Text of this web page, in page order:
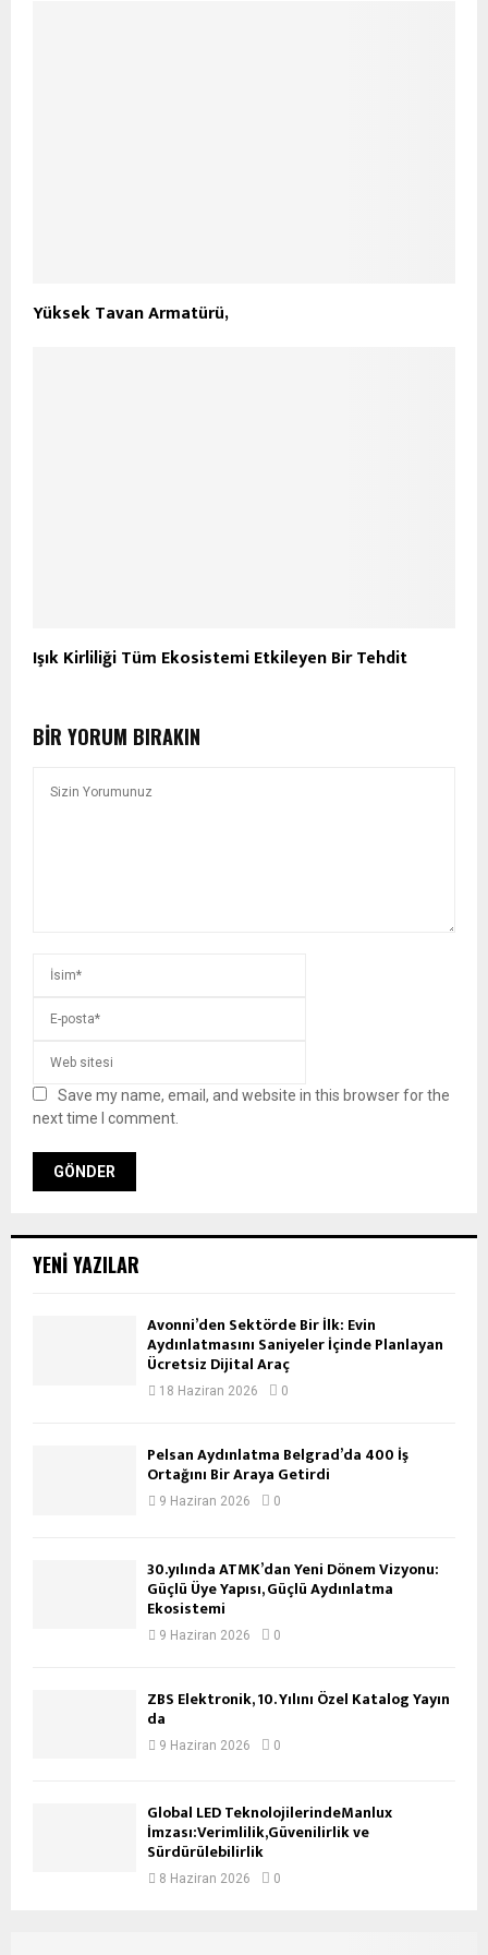
Yüksek Tavan Armatürü,
Işık Kirliliği Tüm Ekosistemi Etkileyen Bir Tehdit
BIR YORUM BIRAKIN
Save my name, email, and website in this browser for the
next time I comment.
YENI YAZILAR
Avonni’den Sektörde Bir İlk: Evin
Aydınlatmasını Saniyeler İçinde Planlayan
Ücretsiz Dijital Araç
18 Haziran 2026 0
Pelsan Aydınlatma Belgrad’da 400 İş
Ortağını Bir Araya Getirdi
9 Haziran 2026 0
30.yılında ATMK’dan Yeni Dönem Vizyonu:
Güçlü Üye Yapısı, Güçlü Aydınlatma
Ekosistemi
9 Haziran 2026 0
ZBS Elektronik, 10. Yılını Özel Katalog Yayın
da
9 Haziran 2026 0
Global LED TeknolojilerindeManlux
İmzası:Verimlilik,Güvenilirlik ve
Sürdürülebilirlik
8 Haziran 2026 0